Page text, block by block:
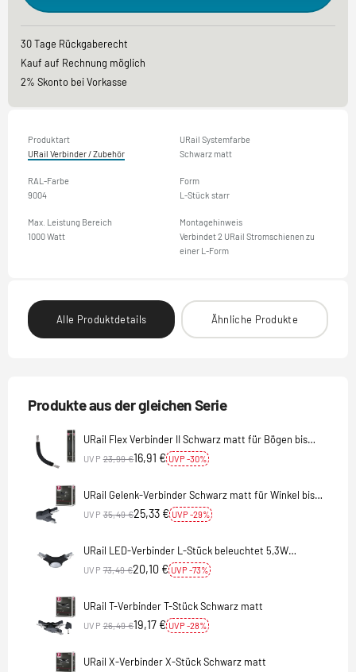
30 Tage Rückgaberecht
Kauf auf Rechnung möglich
2% Skonto bei Vorkasse
Produktart
URail Verbinder / Zubehör
URail Systemfarbe
Schwarz matt
RAL-Farbe
9004
Form
L-Stück starr
Max. Leistung Bereich
1000 Watt
Montagehinweis
Verbindet 2 URail Stromschienen zu
einer L-Form
Alle Produktdetails Ähnliche Produkte
Produkte aus der gleichen Serie
URail Flex Verbinder II Schwarz matt für Bögen bis
maximal 90°16,91 € UVP -30%
UVP 23,99 €
URail Gelenk-Verbinder Schwarz matt für Winkel bis
90°
25,33 € UVP -29%
UVP 35,49 €
URail LED-Verbinder L-Stück beleuchtet 5,3W
Schwarz
20,10 € UVP -73%
UVP 73,49 €
URail T-Verbinder T-Stück Schwarz matt
19,17 € UVP -28%
UVP 26,49 €
URail X-Verbinder X-Stück Schwarz matt